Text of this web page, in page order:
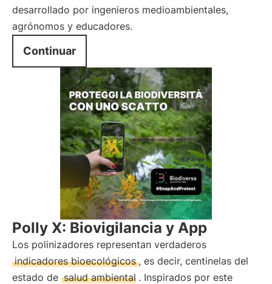
desarrollado por ingenieros medioambientales,
agrónomos y educadores.
Continuar
Polly X: Biovigilancia y App
Los polinizadores representan verdaderos
indicadores bioecológicos , es decir, centinelas del
estado de salud ambiental . Inspirados por este